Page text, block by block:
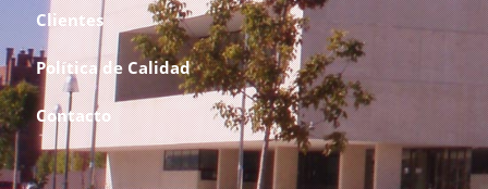
Clientes
Política de Calidad
Contacto